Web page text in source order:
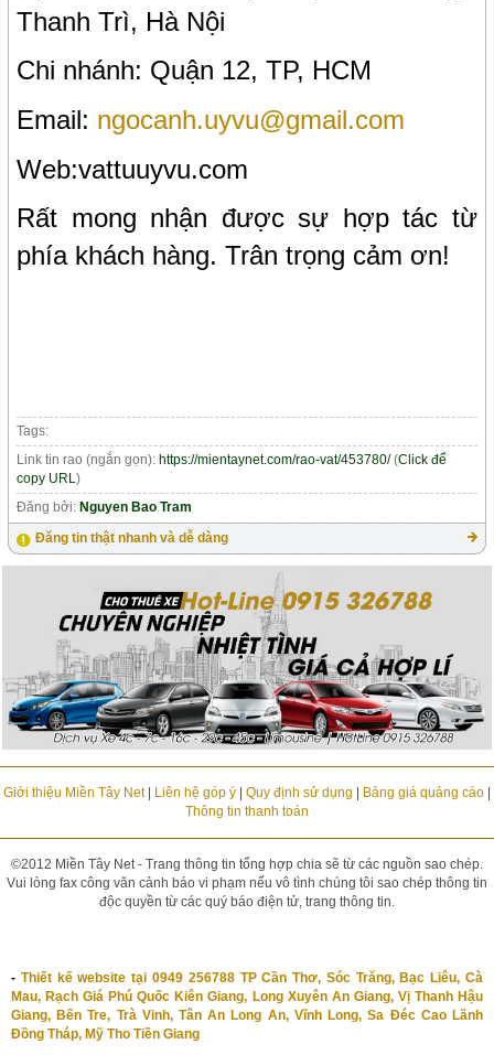
Thanh Trì, Hà Nội
Chi nhánh: Quận 12, TP, HCM
Email: ngocanh.uyvu@gmail.com
Web:vattuuyvu.com
Rất mong nhận được sự hợp tác từ
phía khách hàng. Trân trọng cảm ơn!
Tags:
Link tin rao (ngắn gọn): https://mientaynet.com/rao-vat/453780/(Click để
copy URL)
Đăng bởi: Nguyen Bao Tram
Đăng tin thật nhanh và dễ dàng
Giới thiệu Miền Tây Net| Liên hệ góp ý| Quy định sử dụng Bảng giá quảng cáo|
Thông tin thanh toán
©2012 Miền Tây Net - Trang thông tin tổng hợp chia sẽ từ các nguồn sao chép.
Vui lòng fax công văn cảnh báo vi phạm nếu vô tình chúng tôi sao chép thông tin
độc quyền từ các quý báo điện tử, trang thông tin.
- Thiết kế website tại 0949 256788 TP Cần Thơ, Sóc Trăng, Bạc Liêu, Cà
Mau, Rạch Giá Phú Quốc Kiên Giang, Long Xuyên An Giang, Vị Thanh Hậu
Giang, Bến Tre, Trà Vinh, Tân An Long An, Vĩnh Long, Sa Đéc Cao Lãnh
Đồng Tháp, Mỹ Tho Tiền Giang